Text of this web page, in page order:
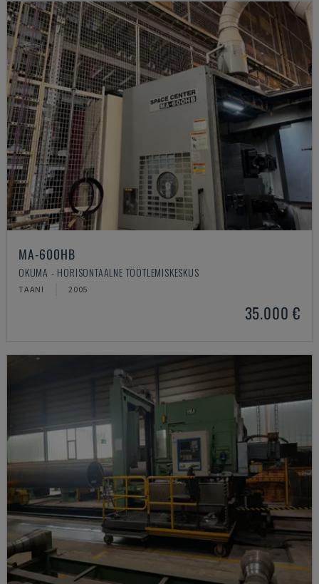
MA-600HB
OKUMA - HORISONTAALNE TÖÖTLEMISKESKUS
TAANI 2005
35.000 €